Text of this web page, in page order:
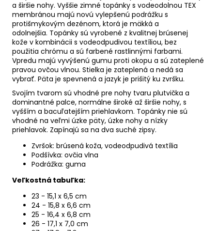
a širšie nohy. Vyššie zimné topánky s vodeodolnou TEX
membránou majú novú vylepšenú podrážku s
protišmykovým dezénom, ktorá je mäkká a
odolnejšia. Topánky sú vyrobené z kvalitnej brúsenej
kože v kombinácii s vodeodpudivou textíliou, bez
použitia chrómu a sú farbené rastlinnými farbami.
Vpredu majú vyvýšenú gumu proti okopu a sú zateplené
pravou ovčou vlnou. Stielka je zateplená a nedá sa
vybrať. Päta je spevnená a jazyk je prišitý ku zvršku.
Svojím tvarom sú vhodné pre nohy tvaru plutvička a
dominantné palce, normálne široké až širšie nohy, s
vyšším a bacuľatejším priehlavkom. Topánky nie sú
vhodné na veľmi úzke päty, úzke nohy a nízky
priehlavok. Zapínajú sa na dva suché zipsy.
Zvršok: brúsená koža, vodeodpudivá textília
Podšívka: ovčia vlna
Podrážka: guma
Veľkostná tabuľka:
23 - 15,1 x 6,5 cm
24 - 15,8 x 6,6 cm
25 - 16,4 x 6,8 cm
26 - 17,1 x 7,0 cm